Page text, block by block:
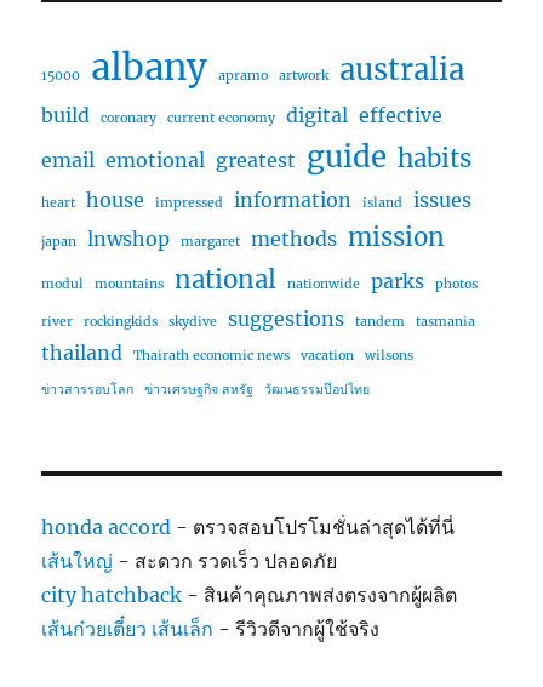
15000 albany apramo artwork australia
build coronary current economy digital effective
email emotional greatest guide habits
heart house impressed information island issues
japan lnwshop margaret methods mission
modul mountains national nationwide parks photos
river rockingkids skydive suggestions tandem tasmania
thailand Thairath economic news vacation wilsons
ข่าวสารรอบโลก ข่าวเศรษฐกิจ สหรัฐ วัฒนธรรมป๊อปไทย
honda accord - ตรวจสอบโปรโมชั่นล่าสุดได้ที่นี่
เส้นใหญ่ - สะดวก รวดเร็ว ปลอดภัย
city hatchback - สินค้าคุณภาพส่งตรงจากผู้ผลิต
เส้นก๋วยเตี๋ยว เส้นเล็ก - รีวิวดีจากผู้ใช้จริง